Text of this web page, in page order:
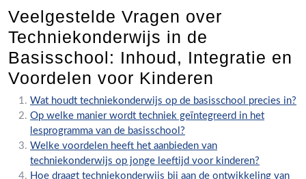
Veelgestelde Vragen over
Techniekonderwijs in de
Basisschool: Inhoud, Integratie en
Voordelen voor Kinderen
Wat houdt techniekonderwijs op de basisschool precies in?
Op welke manier wordt techniek geïntegreerd in het
lesprogramma van de basisschool?
Welke voordelen heeft het aanbieden van
techniekonderwijs op jonge leeftijd voor kinderen?
Hoe draagt techniekonderwijs bij aan de ontwikkeling van